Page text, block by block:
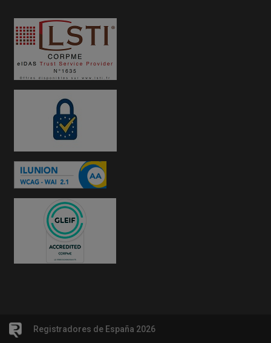
Registradores de España 2026